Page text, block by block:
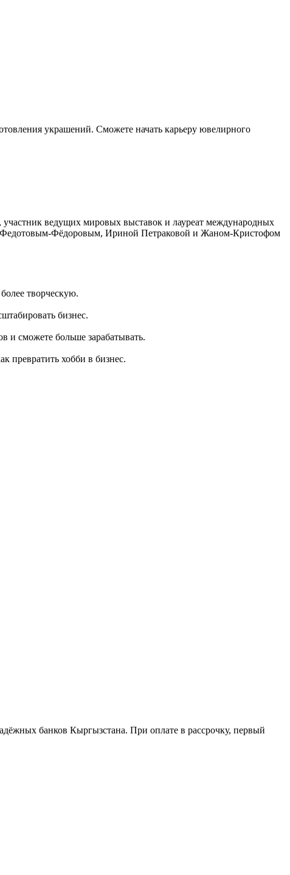
украшений. Сможете начать карьеру ювелирного
ведущих мировых выставок и лауреат международных
Федотовым-Фёдоровым, Ириной Петраковой и Жаном-Кристофом
творческую.
бизнес.
и сможете больше зарабатывать.
превратить хобби в бизнес.
банков Кыргызстана. При оплате в рассрочку, первый